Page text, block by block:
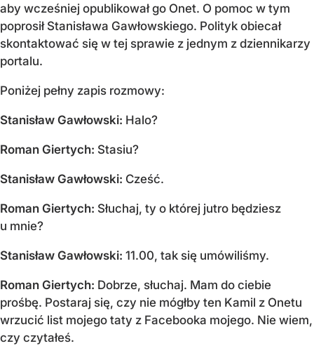
aby wcześniej opublikował go Onet. O pomoc w tym
poprosił Stanisława Gawłowskiego. Polityk obiecał
skontaktować się w tej sprawie z jednym z dziennikarzy
portalu.
Poniżej pełny zapis rozmowy:
Stanisław Gawłowski: Halo?
Roman Giertych: Stasiu?
Stanisław Gawłowski: Cześć.
Roman Giertych: Słuchaj, ty o której jutro będziesz
u mnie?
Stanisław Gawłowski: 11.00, tak się umówiliśmy.
Roman Giertych: Dobrze, słuchaj. Mam do ciebie
prośbę. Postaraj się, czy nie mógłby ten Kamil z Onetu
wrzucić list mojego taty z Facebooka mojego. Nie wiem,
czy czytałeś.